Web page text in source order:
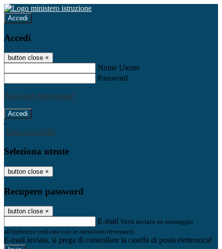
Accedi
Accedi
button close ×
Nome Utente
Password
Password dimenticata?
-
Entra con SPID
Seleziona utente
button close ×
Recupero password
button close ×
E-mail Verrà inviato un messaggio
all'indirizzo indicato con le istruzioni necessarie.
E-mail inviata, si prega di controllare la casella di posta elettronica!